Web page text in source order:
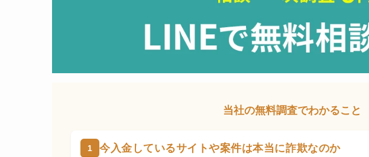
当社の無料調査でわかること
今入金しているサイトや案件は本当に詐欺なのか